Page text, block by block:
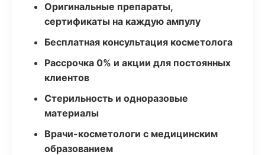
Оригинальные препараты,
сертификаты на каждую ампулу
Бесплатная консультация косметолога
Рассрочка 0% и акции для постоянных
клиентов
Стерильность и одноразовые
материалы
Врачи-косметологи с медицинским
образованием